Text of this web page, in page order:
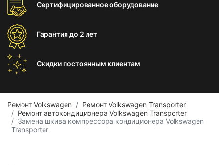
Сертифицированноеоборудование
Гарантиядо 2 лет
Скидки постоянным клиентам
Ремонт Volkswagen
Ремонт Volkswagen Transporter
Ремонт автокондиционера Volkswagen Transporter
Замена шкива компрессора кондиционера Volkswagen
Transporter